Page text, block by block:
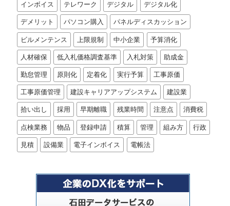
インボイス テレワーク デジタル デジタル化
デメリット パソコン購入 パネルディスカッション
ビルメンテンス 上限規制 中小企業 予算消化
人材確保 低入札価格調査基準 入札対策 助成金
勤怠管理 原則化 定着化 実行予算 工事原価
工事原価管理 建設キャリアアップシステム 建設業
拾い出し 採用 早期離職 残業時間 注意点 消費税
点検業務 物品 登録申請 積算 管理 組み方 行政
見積 設備業 電子インボイス 電帳法